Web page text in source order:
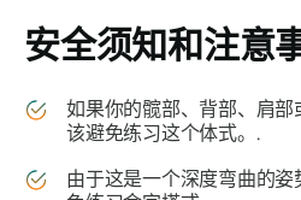
安全须知和注意
如果你的髋部、背部、肩
该避免练习这个体式。.
由于这是一个深度弯曲的